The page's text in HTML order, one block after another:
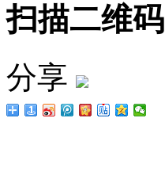
扫描二维码
分享